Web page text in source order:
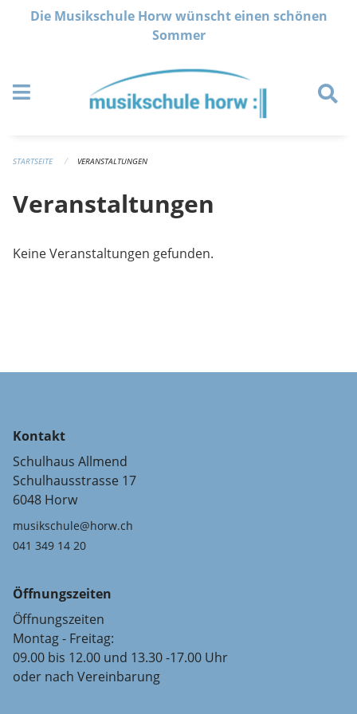
Navigation überspringen
Die Musikschule Horw wünscht einen schönen
Sommer
STARTSEITE VERANSTALTUNGEN
Veranstaltungen
Keine Veranstaltungen gefunden.
Kontakt
Schulhaus Allmend
Schulhausstrasse 17
6048 Horw
musikschule@horw.ch
041 349 14 20
Öffnungszeiten
Öffnungszeiten
Montag - Freitag:
09.00 bis 12.00 und 13.30 -17.00 Uhr
oder nach Vereinbarung